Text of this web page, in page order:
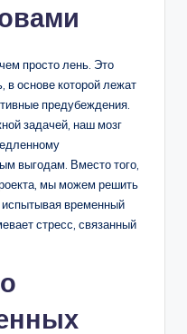
просто лень. Это
в основе которой лежат
предубеждения.
задачей, наш мозг
выгодам. Вместо того,
мы можем решить
испытывая временный
стресс, связанный